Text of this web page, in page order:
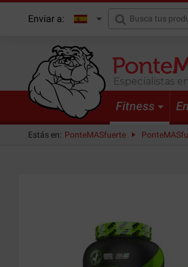
Enviar a:
Especialistas
Fitness
Estás en: PonteMASfuerte